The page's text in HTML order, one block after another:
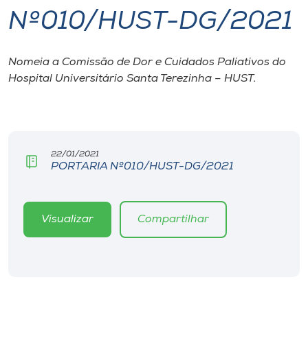
I.nova
Diplomados
CPA
Editora
Nº010/HUST-DG/2021
Nomeia a Comissão de Dor e Cuidados Paliativos do
Hospital Universitário Santa Terezinha – HUST.
22/01/2021
PORTARIA Nº010/HUST-DG/2021
Visualizar Compartilhar